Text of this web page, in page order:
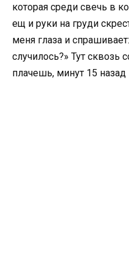
которая среди свечь в
ещ и руки на груди
меня глаза и
случилось?» Тут сквозь
плачешь, минут 15 назад